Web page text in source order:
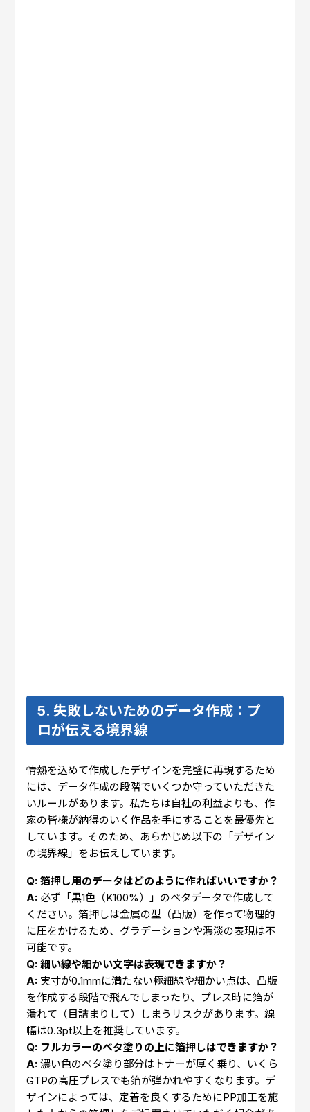
5. 失敗しないためのデータ作成：プ
ロが伝える境界線
情熱を込めて作成したデザインを完璧に再現するため
には、データ作成の段階でいくつか守っていただきた
いルールがあります。私たちは自社の利益よりも、作
家の皆様が納得のいく作品を手にすることを最優先と
しています。そのため、あらかじめ以下の「デザイン
の境界線」をお伝えしています。
Q: 箔押し用のデータはどのように作ればいいですか？
A: 必ず「黒1色（K100%）」のベタデータで作成して
ください。箔押しは金属の型（凸版）を作って物理的
に圧をかけるため、グラデーションや濃淡の表現は不
可能です。
Q: 細い線や細かい文字は表現できますか？
A: 実寸が0.1mmに満たない極細線や細かい点は、凸版
を作成する段階で飛んでしまったり、プレス時に箔が
潰れて（目詰まりして）しまうリスクがあります。線
幅は0.3pt以上を推奨しています。
Q: フルカラーのベタ塗りの上に箔押しはできますか？
A: 濃い色のベタ塗り部分はトナーが厚く乗り、いくら
GTPの高圧プレスでも箔が弾かれやすくなります。デ
ザインによっては、定着を良くするためにPP加工を施